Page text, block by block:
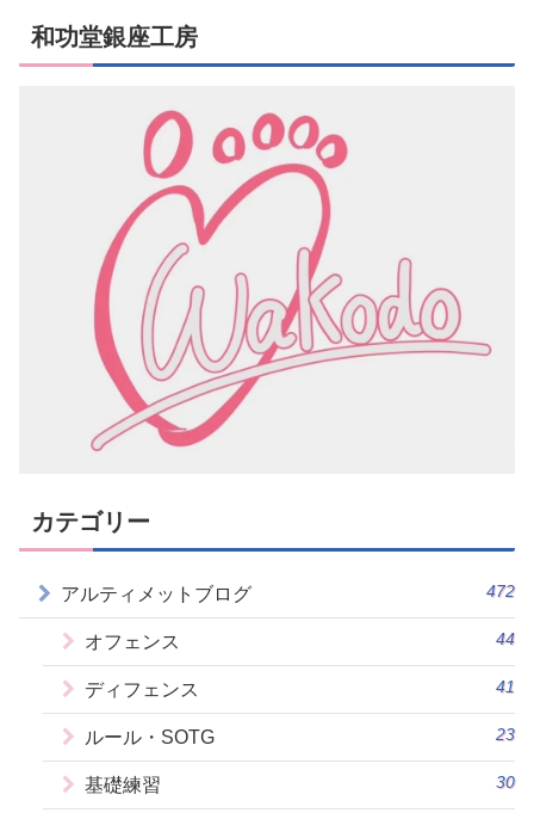
和功堂銀座工房
カテゴリー
アルティメットブログ 472
オフェンス 44
ディフェンス 41
ルール・SOTG 23
基礎練習 30